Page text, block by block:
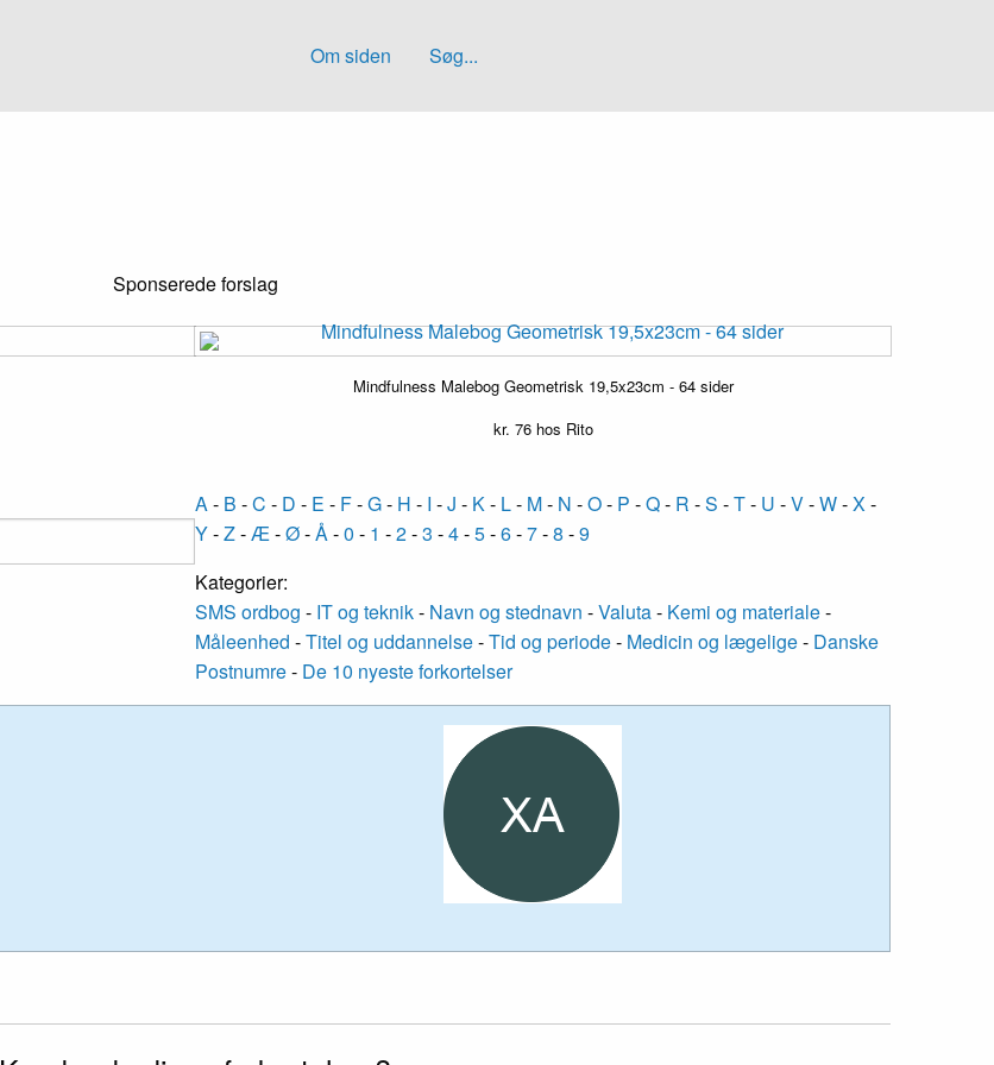
Om siden Søg...
Sponserede forslag
Mindfulness Malebog Geometrisk 19,5x23cm - 64 sider
kr. 76hos Rito
A- B -C - D - E - F-G- H - I -J - K- L- M- N -O- P -Q- R -S -T- U -V-W-X-
Y-Z-Æ-Ø-Å-0 - 1 -2-3 -4-5-6-7-8 -9
Kategorier:
SMS ordbog - IT og teknik- Navn og stednavn -Valuta- Kemi og materiale-
Måleenhed -Titel og uddannelse-Tid og periode- Medicin og lægelige- Danske
Postnumre- De 10 nyeste forkortelser